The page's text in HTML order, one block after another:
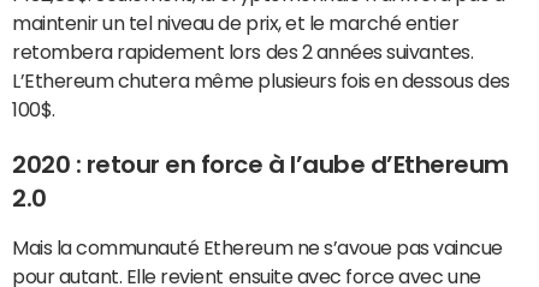
maintenir un tel niveau de prix, et le marché entier
retombera rapidement lors des 2 années suivantes.
L’Ethereum chutera même plusieurs fois en dessous des
100$.
2020 : retour en force à l’aube d’Ethereum
2.0
Mais la communauté Ethereum ne s’avoue pas vaincue
pour autant. Elle revient ensuite avec force avec une